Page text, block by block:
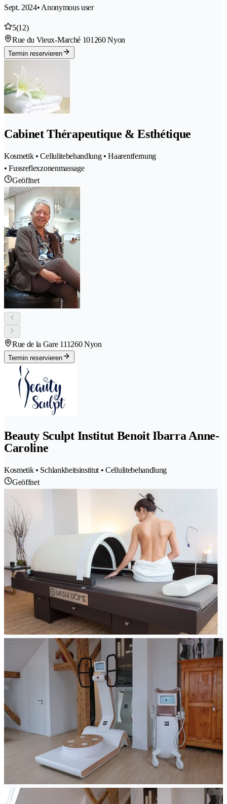
Sept. 2024• Anonymous user
5(12)
Rue du Vieux-Marché 101260 Nyon
Termin reservieren
Cabinet Thérapeutique & Esthétique
Kosmetik • Cellulitebehandlung • Haarentfernung
• Fussreflexzonenmassage
Geöffnet
Rue de la Gare 111260 Nyon
Termin reservieren
Beauty Sculpt Institut Benoit Ibarra Anne-
Caroline
Kosmetik • Schlankheitsinstitut • Cellulitebehandlung
Geöffnet